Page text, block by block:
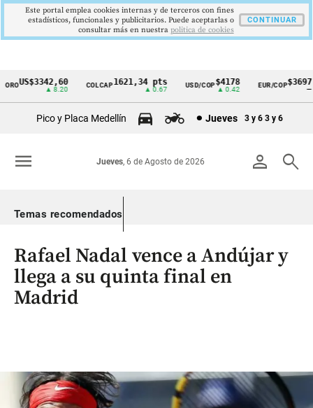
Cintillo
Colombia
US$3342,60
▲ 8.20
COLCAP1621,34 pts
▲ 0.67
USD/COP$4178
▲ 0.42
EUR/COP$3697
Pico y Placa Medellín Jueves 3 y 6 3 y 6
person search
Jueves, 6 de Agosto de 2026
menu
Temas recomendados
Rafael Nadal vence a Andújar y
llega a su quinta final en
Madrid
Este portal emplea cookies internas y de terceros con fines
estadísticos, funcionales y publicitarios. Puede aceptarlas o
consultar más en nuestra politica de cookies
CONTINUAR